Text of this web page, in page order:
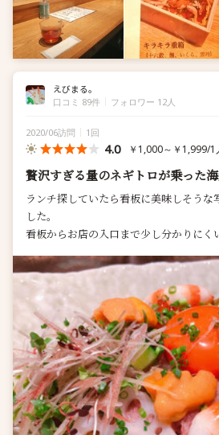
えびまる。
口コミ 89件 フォロワー 12人
2020/06訪問 1回
4.0 ￥1,000～￥1,999/1
贅沢すぎる量のネギトロが乗った
ランチ探していたら看板に美味しそうな
した。
看板からお店の入口まで少し分かりにく
店内は夜のデートに使ったら雰囲気あって